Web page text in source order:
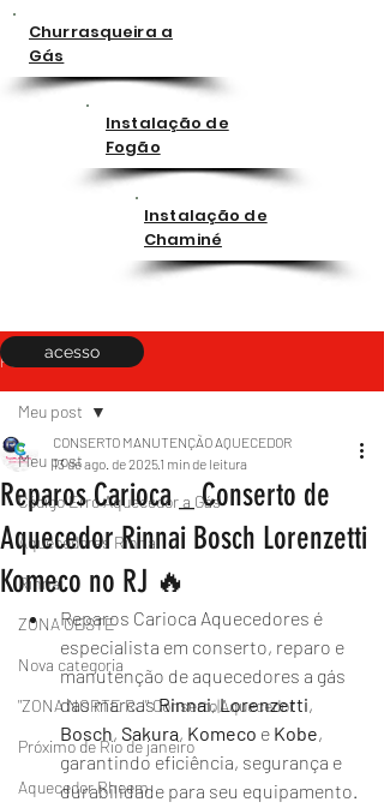
Churrasqueira a
Gás
Instalação de
Fogão
Instalação de
Chaminé
Post
Meu post
Código Erro Aquecedor a Gás
Aquecedores Rinnai
Rinnai
ZONA OESTE
Nova categoria
"ZONA NORTE RJ" Conserto|Aquecedor
Próximo de Rio de janeiro
Aquecedor Rheem
Meu post
Reparos Carioca _ Conserto de
Aquecedor Rinnai Bosch Lorenzetti
Komeco no RJ 🔥
CONSERTO MANUTENÇÃO AQUECEDOR
13 de ago. de 20251 min de leitura
Reparos Carioca Aquecedores é
especialista em conserto, reparo e
manutenção de aquecedores a gás
das marcas Rinnai, Lorenzetti,
Bosch, Sakura, Komeco e Kobe,
garantindo eficiência, segurança e
durabilidade para seu equipamento.
acesso